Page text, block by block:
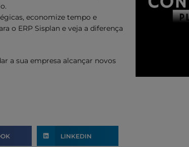
economize tempo e
o ERP Sisplan e veja a diferença
a sua empresa alcançar novos
LINKEDIN